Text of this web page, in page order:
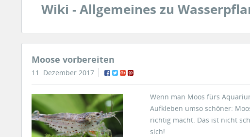
Wiki - Allgemeines zu
Moose vorbereiten
11. Dezember 2017
Wenn man Moos fürs
Aufkleben umso schöner:
richtig macht. Das ist nicht
sich!